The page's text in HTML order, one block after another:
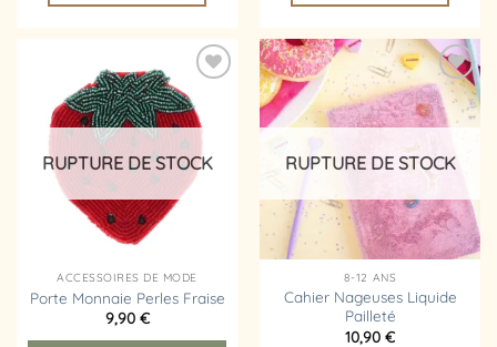
Ajouter
à la
liste
RUPTURE DE STOCK
ACCESSOIRES DE MODE
Porte Monnaie Perles Fraise
9,90 €
Ajouter
à la
liste
RUPTURE DE STOCK
8-12 ANS
Cahier Nageuses Liquide
Pailleté
10,90 €